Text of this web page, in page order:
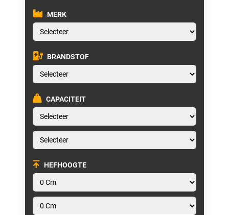
MERK
BRANDSTOF
CAPACITEIT
HEFHOOGTE